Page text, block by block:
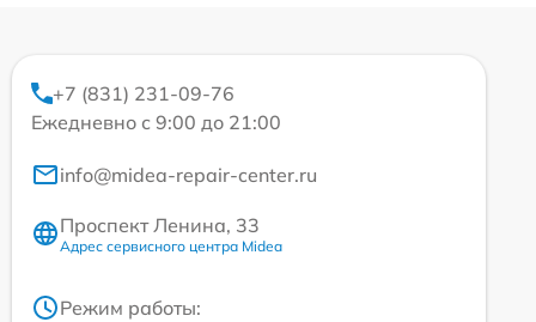
+7 (831) 231-09-76
Ежедневно с 9:00 до 21:00
info@midea-repair-center.ru
Проспект Ленина, 33
Адрес сервисного центра Midea
Режим работы: